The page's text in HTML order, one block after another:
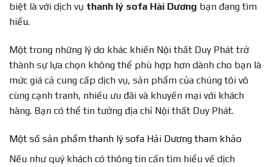
biệt là với dịch vụ thanh lý sofa Hài Dương bạn đang tìm
hiểu.
Một trong những lý do khác khiến Nội thất Duy Phát trở
thành sự lựa chọn không thể phù hợp hơn dành cho bạn là
mức giá cả cung cấp dịch vụ, sản phẩm của chúng tôi vô
cùng cạnh tranh, nhiều ưu đãi và khuyến mại với khách
hàng. Bạn có thể tin tưởng địa chỉ Nội thất Duy Phát.
Một số sản phẩm thanh lý sofa Hải Dương tham khảo
Nếu như quý khách có thông tin cần tìm hiểu về dịch